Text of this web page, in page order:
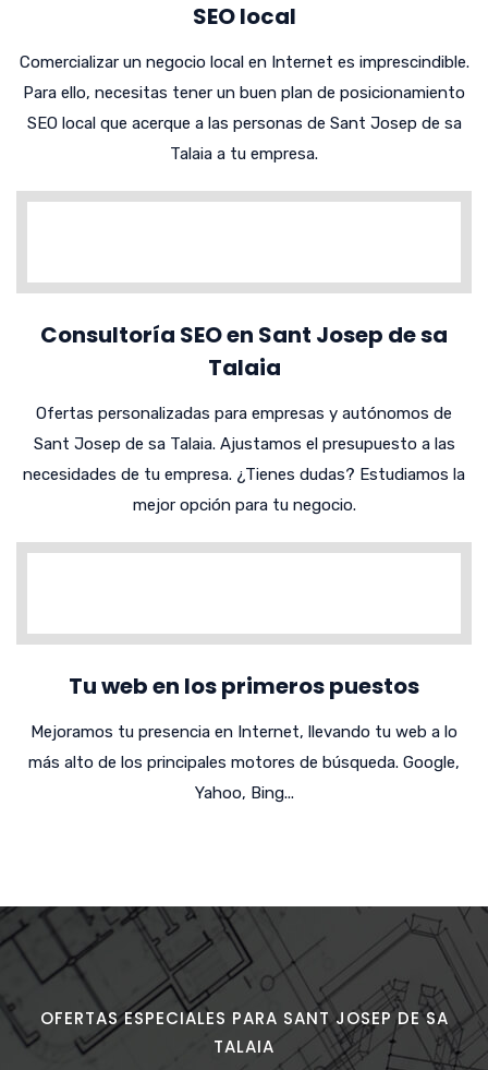
SEO local
Comercializar un negocio local en Internet es imprescindible.
Para ello, necesitas tener un buen plan de posicionamiento
SEO local que acerque a las personas de Sant Josep de sa
Talaia a tu empresa.
Consultoría SEO en Sant Josep de sa
Talaia
Ofertas personalizadas para empresas y autónomos de
Sant Josep de sa Talaia. Ajustamos el presupuesto a las
necesidades de tu empresa. ¿Tienes dudas? Estudiamos la
mejor opción para tu negocio.
Tu web en los primeros puestos
Mejoramos tu presencia en Internet, llevando tu web a lo
más alto de los principales motores de búsqueda. Google,
Yahoo, Bing...
OFERTAS ESPECIALES PARA SANT JOSEP DE SA
TALAIA